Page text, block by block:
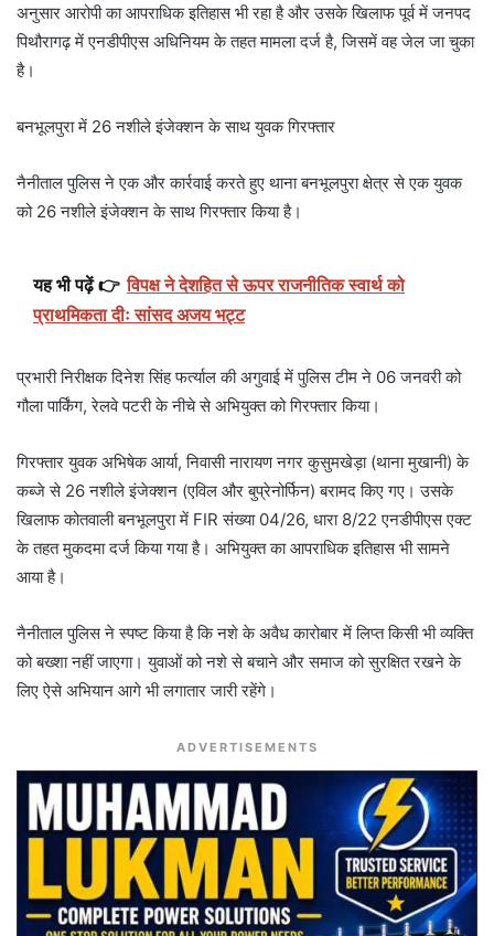
अनुसार आरोपी का आपराधिक इतिहास भी रहा है और उसके खिलाफ पूर्व में जनपद
पिथौरागढ़ में एनडीपीएस अधिनियम के तहत मामला दर्ज है, जिसमें वह जेल जा चुका
है।
बनभूलपुरा में 26 नशीले इंजेक्शन के साथ युवक गिरफ्तार
नैनीताल पुलिस ने एक और कार्रवाई करते हुए थाना बनभूलपुरा क्षेत्र से एक युवक
को 26 नशीले इंजेक्शन के साथ गिरफ्तार किया है।
यह भी पढ़ें 👉 विपक्ष ने देशहित से ऊपर राजनीतिक स्वार्थ को
प्राथमिकता दीः सांसद अजय भट्ट
प्रभारी निरीक्षक दिनेश सिंह फर्त्याल की अगुवाई में पुलिस टीम ने 06 जनवरी को
गौला पार्किंग, रेलवे पटरी के नीचे से अभियुक्त को गिरफ्तार किया।
गिरफ्तार युवक अभिषेक आर्या, निवासी नारायण नगर कुसुमखेड़ा (थाना मुखानी) के
कब्जे से 26 नशीले इंजेक्शन (एविल और बुप्रेनोर्फिन) बरामद किए गए। उसके
खिलाफ कोतवाली बनभूलपुरा में FIR संख्या 04/26, धारा 8/22 एनडीपीएस एक्ट
के तहत मुकदमा दर्ज किया गया है। अभियुक्त का आपराधिक इतिहास भी सामने
आया है।
नैनीताल पुलिस ने स्पष्ट किया है कि नशे के अवैध कारोबार में लिप्त किसी भी व्यक्ति
को बख्शा नहीं जाएगा। युवाओं को नशे से बचाने और समाज को सुरक्षित रखने के
लिए ऐसे अभियान आगे भी लगातार जारी रहेंगे।
ADVERTISEMENTS